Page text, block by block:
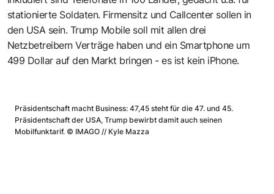
stationierte Soldaten. Firmensitz und Callcenter sollen in
den USA sein. Trump Mobile soll mit allen drei
Netzbetreibern Verträge haben und ein Smartphone um
499 Dollar auf den Markt bringen - es ist kein iPhone.
Präsidentschaft macht Business: 47,45 steht für die 47. und 45.
Präsidentschaft der USA, Trump bewirbt damit auch seinen
Mobilfunktarif. © IMAGO // Kyle Mazza